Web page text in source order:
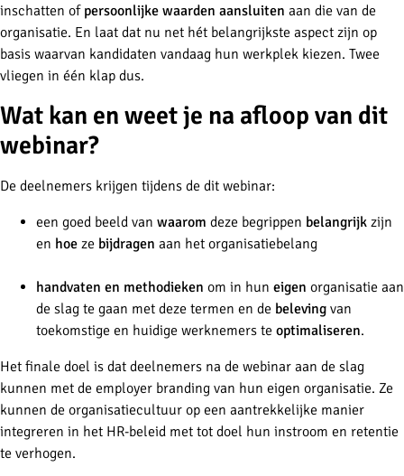
inschatten of persoonlijke waarden aansluiten aan die van de
organisatie. En laat dat nu net hét belangrijkste aspect zijn op
basis waarvan kandidaten vandaag hun werkplek kiezen. Twee
vliegen in één klap dus.
Wat kan en weet je na afloop van dit
webinar?
De deelnemers krijgen tijdens de dit webinar:
een goed beeld van waarom deze begrippen belangrijk zijn
en hoe ze bijdragen aan het organisatiebelang
handvaten en methodieken om in hun eigen organisatie aan
de slag te gaan met deze termen en de beleving van
toekomstige en huidige werknemers te optimaliseren.
Het finale doel is dat deelnemers na de webinar aan de slag
kunnen met de employer branding van hun eigen organisatie. Ze
kunnen de organisatiecultuur op een aantrekkelijke manier
integreren in het HR-beleid met tot doel hun instroom en retentie
te verhogen.